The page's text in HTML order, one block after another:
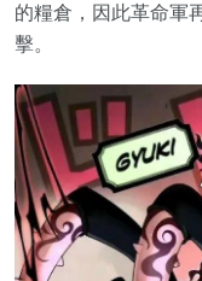
的糧倉，因此革命軍
擊。